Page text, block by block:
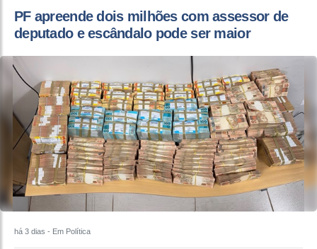
PF apreende dois milhões com assessor de
deputado e escândalo pode ser maior
há 3 dias - Em Política